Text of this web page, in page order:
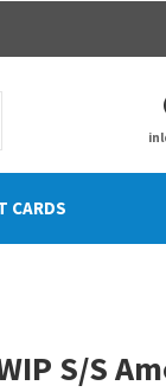
CARDS
S/S